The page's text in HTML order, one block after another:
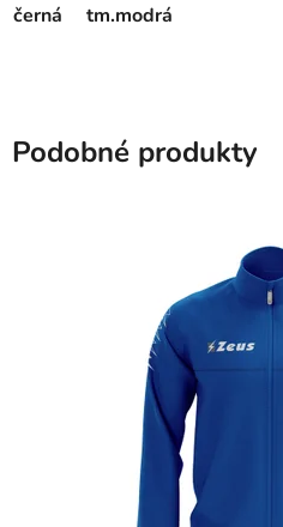
černá tm.modrá
Podobné produkty